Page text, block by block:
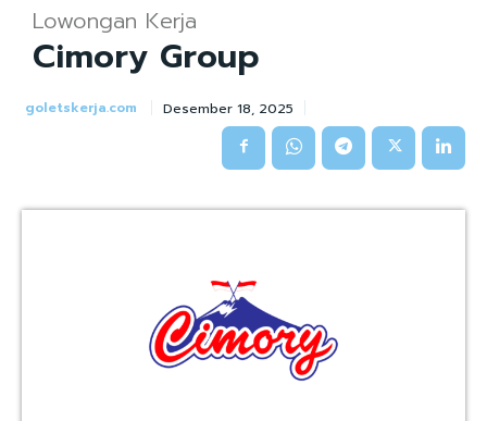
Lowongan Kerja
Cimory Group
goletskerja.com Desember 18, 2025